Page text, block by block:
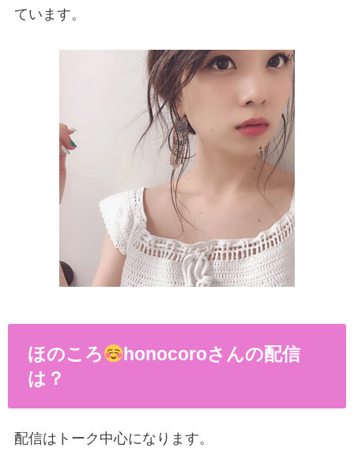
ています。
ほのころ
honocoroさんの配信
は？
配信はトーク中心になります。